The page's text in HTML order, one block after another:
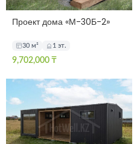
Проект дома «М-30Б-2»
30 м² 1 эт.
9,702,000 ₸